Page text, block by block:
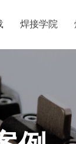
焊接学院